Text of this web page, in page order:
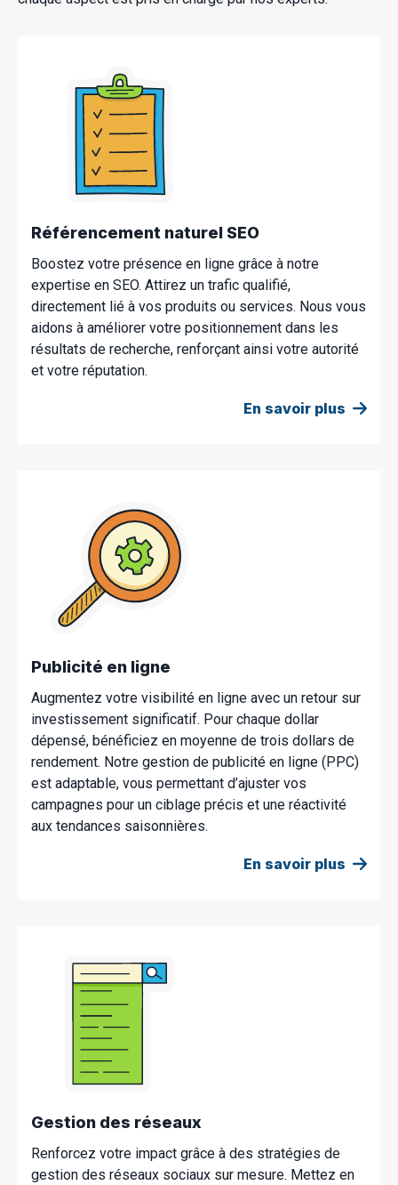
Référencement naturel SEO
Boostez votre présence en ligne grâce à notre
expertise en SEO. Attirez un trafic qualifié,
directement lié à vos produits ou services. Nous vous
aidons à améliorer votre positionnement dans les
résultats de recherche, renforçant ainsi votre autorité
et votre réputation.
En savoir plus
Publicité en ligne
Augmentez votre visibilité en ligne avec un retour sur
investissement significatif. Pour chaque dollar
dépensé, bénéficiez en moyenne de trois dollars de
rendement. Notre gestion de publicité en ligne (PPC)
est adaptable, vous permettant d’ajuster vos
campagnes pour un ciblage précis et une réactivité
aux tendances saisonnières.
En savoir plus
Gestion des réseaux
Renforcez votre impact grâce à des stratégies de
gestion des réseaux sociaux sur mesure. Mettez en